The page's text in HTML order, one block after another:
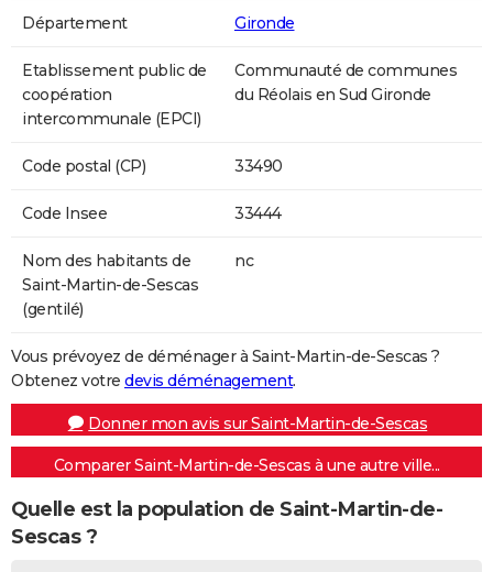
Département Gironde
Etablissement public de
coopération
intercommunale (EPCI)
Communauté de communes
du Réolais en Sud Gironde
Code postal (CP) 33490
Code Insee 33444
Nom des habitants de
Saint-Martin-de-Sescas
(gentilé)
nc
Vous prévoyez de déménager à Saint-Martin-de-Sescas ?
Obtenez votre devis déménagement.
Donner mon avis sur Saint-Martin-de-Sescas
Comparer Saint-Martin-de-Sescas à une autre ville...
Quelle est la population de Saint-Martin-de-
Sescas ?